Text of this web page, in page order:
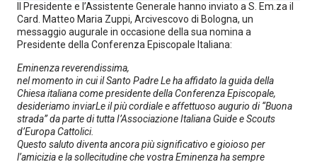
Il Presidente e l’Assistente Generale hanno inviato a S. Em.za il
Card. Matteo Maria Zuppi, Arcivescovo di Bologna, un
messaggio augurale in occasione della sua nomina a
Presidente della Conferenza Episcopale Italiana:
Eminenza reverendissima,
nel momento in cui il Santo Padre Le ha affidato la guida della
Chiesa italiana come presidente della Conferenza Episcopale,
desideriamo inviarLe il più cordiale e affettuoso augurio di “Buona
strada” da parte di tutta I’Associazione Italiana Guide e Scouts
d’Europa Cattolici.
Questo saluto diventa ancora più significativo e gioioso per
l’amicizia e la sollecitudine che vostra Eminenza ha sempre